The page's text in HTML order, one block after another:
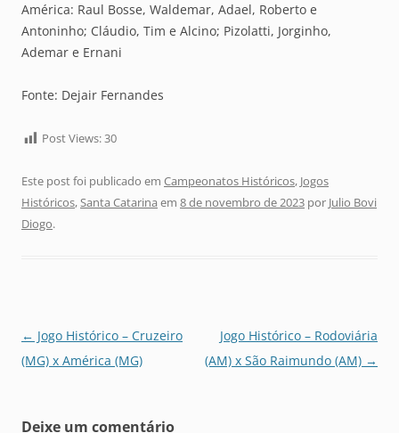
América: Raul Bosse, Waldemar, Adael, Roberto e
Antoninho; Cláudio, Tim e Alcino; Pizolatti, Jorginho,
Ademar e Ernani
Fonte: Dejair Fernandes
Post Views:30
Este post foi publicado em Campeonatos Históricos, Jogos
Históricos,Santa Catarina em 8 de novembro de 2023 por Julio Bovi
Diogo.
Navegação
de
← Jogo Histórico – Cruzeiro
(MG) x América (MG)
Jogo Histórico – Rodoviária
(AM) x São Raimundo (AM) →
Deixe um comentário